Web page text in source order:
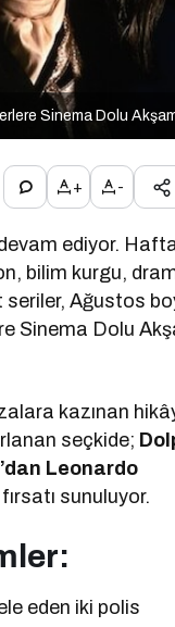
Sinema Dolu
+ -
ediyor.
bilim kurgu,
seriler, Ağustos
Sinema Dolu
kazınan
seçkide;
Leonardo
sunuluyor.
eden iki polis